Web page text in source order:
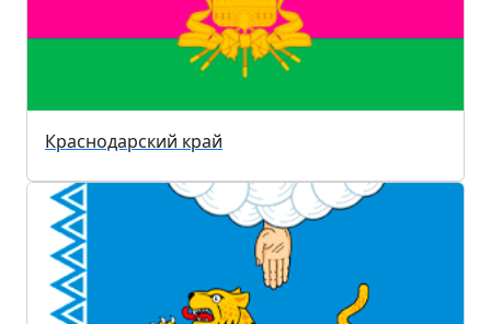
Краснодарский край